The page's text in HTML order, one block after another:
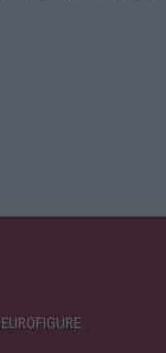
EUROFIGURE.